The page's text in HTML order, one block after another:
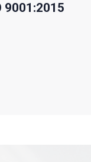
9001:2015